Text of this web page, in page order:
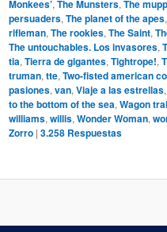
Monkees’, The Munsters, The
persuaders, The planet of the apes,
rifleman, The rookies, The Saint,
The untouchables. Los invasores,
tia, Tierra de gigantes, Tightrope!,
truman, tte, Two-fisted american
pasiones, van, Viaje a las estrellas,
to the bottom of the sea, Wagon
williams, willis, Wonder Woman,
Zorro | 3.258 Respuestas